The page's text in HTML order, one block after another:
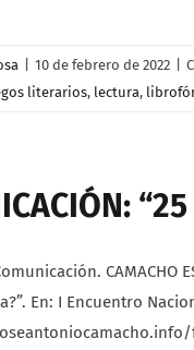
10 de febrero de 2022
literarios, lectura,
Comunicación.
En: I Encuentro